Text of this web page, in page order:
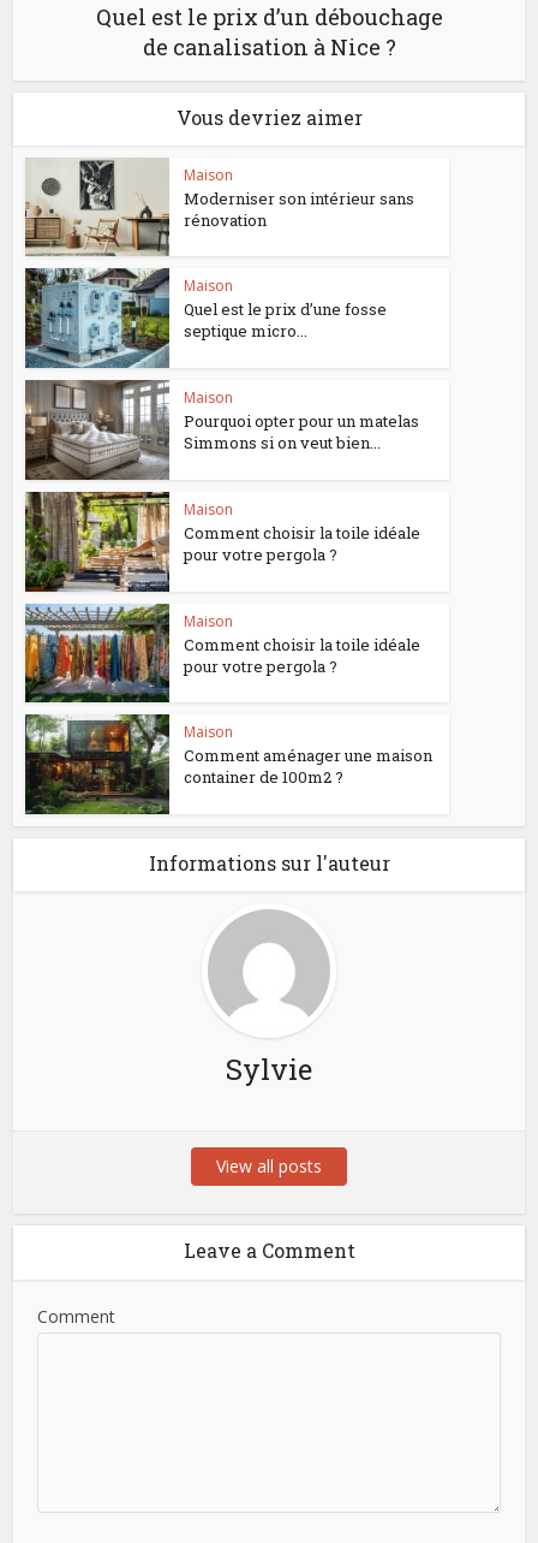
Quel est le prix d’un débouchage
de canalisation à Nice ?
Vous devriez aimer
Maison
Moderniser son intérieur sans
rénovation
Maison
Quel est le prix d’une fosse
septique micro...
Maison
Pourquoi opter pour un matelas
Simmons si on veut bien...
Maison
Comment choisir la toile idéale
pour votre pergola ?
Maison
Comment choisir la toile idéale
pour votre pergola ?
Maison
Comment aménager une maison
container de 100m2 ?
Informations sur l'auteur
Sylvie
View all posts
Leave a Comment
Comment